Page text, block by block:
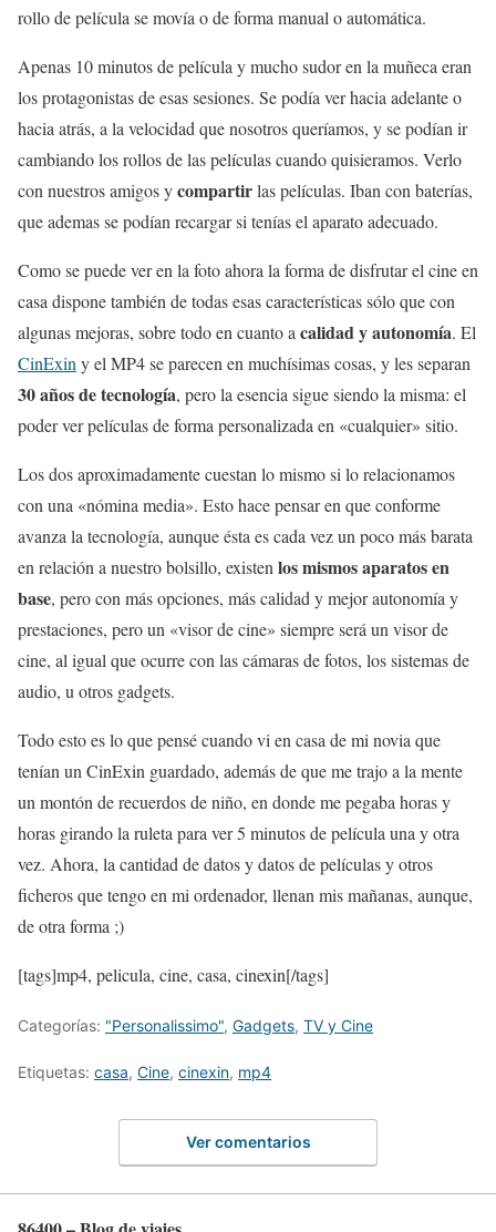
rollo de película se movía o de forma manual o automática.
Apenas 10 minutos de película y mucho sudor en la muñeca eran
los protagonistas de esas sesiones. Se podía ver hacia adelante o
hacia atrás, a la velocidad que nosotros queríamos, y se podían ir
cambiando los rollos de las películas cuando quisieramos. Verlo
con nuestros amigos ycompartirlas películas. Iban con baterías,
que ademas se podían recargar si tenías el aparato adecuado.
Como se puede ver en la foto ahora la forma de disfrutar el cine en
casa dispone también de todas esas características sólo que con
algunas mejoras, sobre todo en cuanto acalidad y autonomía. El
CinExiny el MP4 se parecen en muchísimas cosas, y les separan
30 años de tecnología, pero la esencia sigue siendo la misma: el
poder ver películas de forma personalizada en «cualquier» sitio.
Los dos aproximadamente cuestan lo mismo si lo relacionamos
con una «nómina media». Esto hace pensar en que conforme
avanza la tecnología, aunque ésta es cada vez un poco más barata
en relación a nuestro bolsillo, existenlos mismos aparatos en
base, pero con más opciones, más calidad y mejor autonomía y
prestaciones, pero un «visor de cine» siempre será un visor de
cine, al igual que ocurre con las cámaras de fotos, los sistemas de
audio, u otros gadgets.
Todo esto es lo que pensé cuando vi en casa de mi novia que
tenían un CinExin guardado, además de que me trajo a la mente
un montón de recuerdos de niño, en donde me pegaba horas y
horas girando la ruleta para ver 5 minutos de película una y otra
vez. Ahora, la cantidad de datos y datos de películas y otros
ficheros que tengo en mi ordenador, llenan mis mañanas, aunque,
de otra forma ;)
[tags]mp4, pelicula, cine, casa, cinexin[/tags]
Categorías: "Personalissimo", Gadgets, TV y Cine
Etiquetas: casa, Cine, cinexin, mp4
Ver comentarios